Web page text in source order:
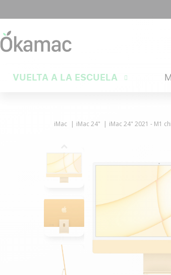
VUELTA A LA ESCUELA
iMac iMac 24" iMac 24" 2021 - M1